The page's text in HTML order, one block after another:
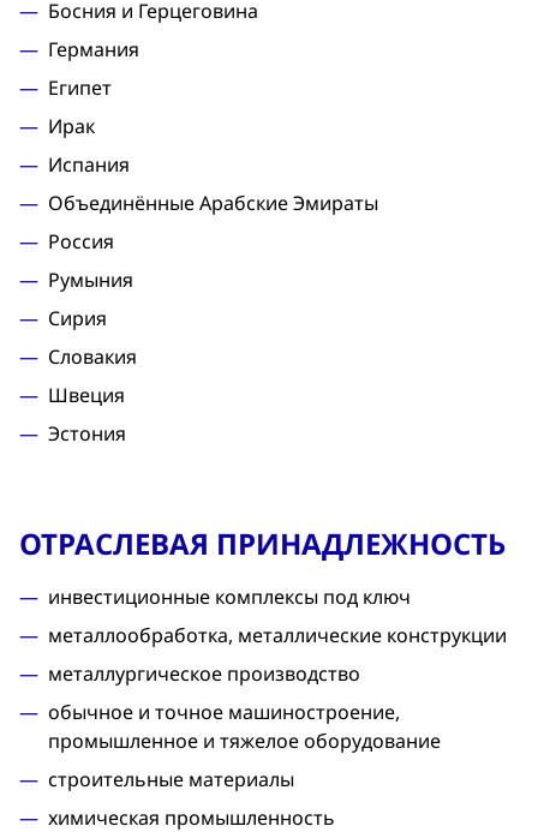
Босния и Герцеговина
Германия
Египет
Ирак
Испания
Объединённые Арабские Эмираты
Россия
Румыния
Сирия
Словакия
Швеция
Эстония
ОТРАСЛЕВАЯ ПРИНАДЛЕЖНОСТЬ
инвестиционные комплексы под ключ
металлообработка, металлические конструкции
металлургическое производство
обычное и точное машиностроение,
промышленное и тяжелое оборудование
строительные материалы
химическая промышленность